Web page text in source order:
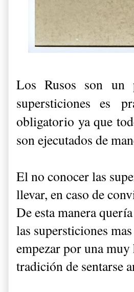
Los Rusos son un
supersticiones es
obligatorio ya que
son ejecutados de
El no conocer las
llevar, en caso de
De esta manera
las supersticiones
empezar por una
tradición de sentarse